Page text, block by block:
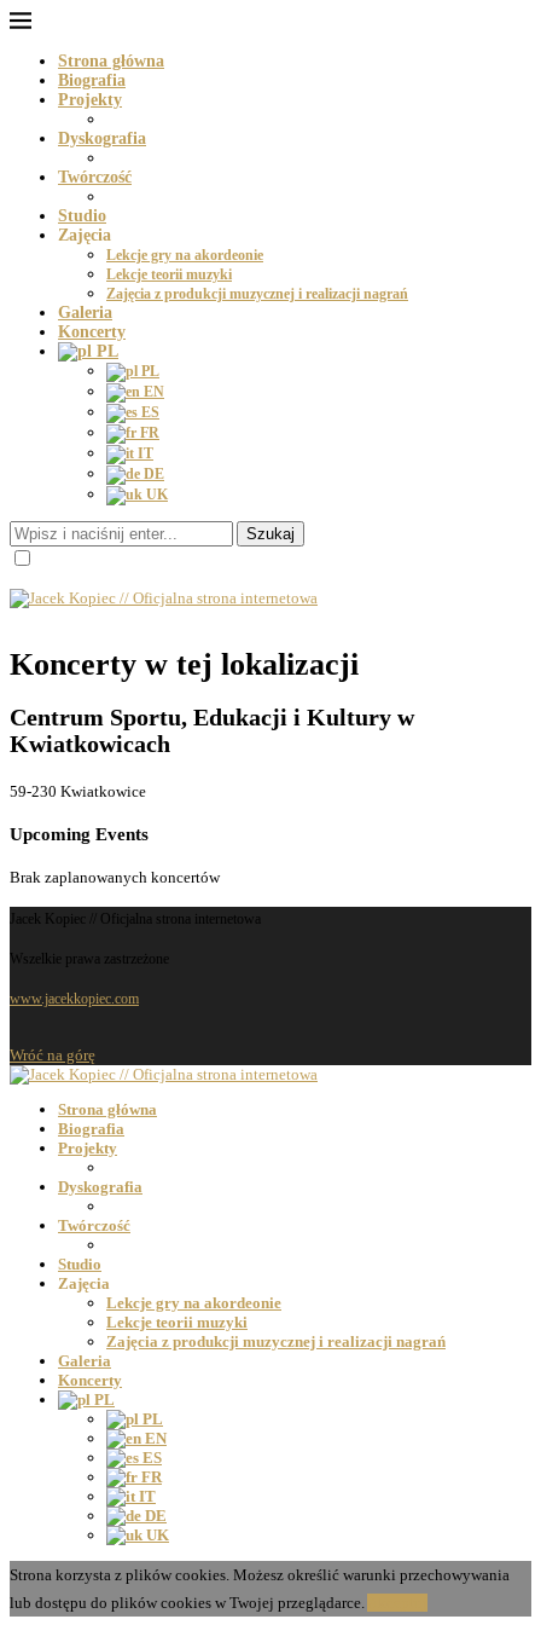
Strona główna
Biografia
Projekty
Dyskografia
Twórczość
Studio
Zajęcia
Lekcje gry na akordeonie
Lekcje teorii muzyki
Zajęcia z produkcji muzycznej i realizacji nagrań
Galeria
Koncerty
PL
PL
EN
ES
FR
IT
DE
UK
Szukaj
Koncerty w tej lokalizacji
Centrum Sportu, Edukacji i Kultury w
Kwiatkowicach
59-230 Kwiatkowice
Upcoming Events
Brak zaplanowanych koncertów
Jacek Kopiec // Oficjalna strona internetowa
Wszelkie prawa zastrzeżone
www.jacekkopiec.com
Wróć na górę
Strona główna
Biografia
Projekty
Dyskografia
Twórczość
Studio
Zajęcia
Lekcje gry na akordeonie
Lekcje teorii muzyki
Zajęcia z produkcji muzycznej i realizacji nagrań
Galeria
Koncerty
PL
PL
EN
ES
FR
IT
DE
UK
Strona korzysta z plików cookies. Możesz określić warunki przechowywania
lub dostępu do plików cookies w Twojej przeglądarce.